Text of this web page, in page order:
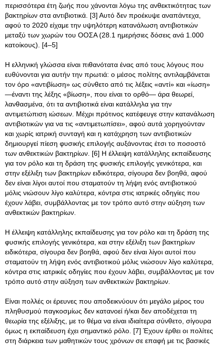
περισσότερα έτη ζωής που χάνονται λόγω της ανθεκτικότητας των
βακτηρίων στα αντιβιοτικά. [3] Αυτό δεν προέκυψε αναπάντεχα,
αφού το 2020 είχαμε την υψηλότερη κατανάλωση αντιβιοτικών
μεταξύ των χωρών του ΟΟΣΑ (28.1 ημερήσιες δόσεις ανά 1.000
κατοίκους). [4–5]
Η ελληνική γλώσσα είναι πιθανότατα ένας από τους λόγους που
ευθύνονται για αυτήν την πρωτιά: ο μέσος πολίτης αντιλαμβάνεται
τον όρο «αντιβίωση» ως σύνθετο από τις λέξεις «αντί» και «ίωση»
—έναντι της λέξης «βίωση», που είναι το ορθό— άρα θεωρεί,
λανθασμένα, ότι τα αντιβιοτικά είναι κατάλληλα για την
αντιμετώπιση ιώσεων. Μέχρι πρότινος κατέφευγε στην κατανάλωση
αντιβιοτικών για να τις «αντιμετωπίσει», αφού αυτά χορηγούνταν
και χωρίς ιατρική συνταγή και η κατάχρηση των αντιβιοτικών
δημιουργεί πίεση φυσικής επιλογής αυξάνοντας έτσι το ποσοστό
των ανθεκτικών βακτηρίων. [6] Η έλλειψη κατάλληλης εκπαίδευσης
για τον ρόλο και τη δράση της φυσικής επιλογής γενικότερα, και
στην εξέλιξη των βακτηρίων ειδικότερα, σίγουρα δεν βοηθά, αφού
δεν είναι λίγοι αυτοί που σταματούν τη λήψη ενός αντιβιοτικού
μόλις νιώσουν λίγο καλύτερα, κόντρα στις ιατρικές οδηγίες που
έχουν λάβει, συμβάλλοντας με τον τρόπο αυτό στην αύξηση των
ανθεκτικών βακτηρίων.
Η έλλειψη κατάλληλης εκπαίδευσης για τον ρόλο και τη δράση της
φυσικής επιλογής γενικότερα, και στην εξέλιξη των βακτηρίων
ειδικότερα, σίγουρα δεν βοηθά, αφού δεν είναι λίγοι αυτοί που
σταματούν τη λήψη ενός αντιβιοτικού μόλις νιώσουν λίγο καλύτερα,
κόντρα στις ιατρικές οδηγίες που έχουν λάβει, συμβάλλοντας με τον
τρόπο αυτό στην αύξηση των ανθεκτικών βακτηρίων.
Είναι πολλές οι έρευνες που αποδεικνύουν ότι μεγάλο μέρος του
πληθυσμού παγκοσμίως δεν κατανοεί ή/και δεν αποδέχεται τη
θεωρία της εξέλιξης, με το θέμα να είναι ιδιαίτερα σύνθετο, σίγουρα
όμως η εκπαίδευση έχει σημαντικό ρόλο. [7] Έχουν έρθει οι πολίτες
στη διάρκεια των μαθητικών τους χρόνων σε επαφή με τις βασικές